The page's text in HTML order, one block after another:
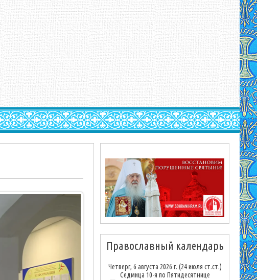
Православный календарь
Четверг, 6 августа 2026 г. (24 июля ст.ст.)
Седмица 10-я по Пятидесятнице